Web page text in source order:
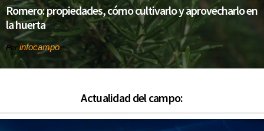
Romero: propiedades, cómo cultivarlo y aprovecharlo en
la huerta
Por infocampo
Actualidad del campo: